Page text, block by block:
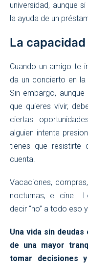
universidad, aunque
la ayuda de un
La capacidad
Cuando un amigo te
da un concierto en la
Sin embargo,
que quieres vivir,
ciertas
alguien intente
tienes que resistirte
cuenta.
Vacaciones,
nocturnas, el cine…
decir “no” a todo eso
Una vida sin
de una mayor
tomar decisiones